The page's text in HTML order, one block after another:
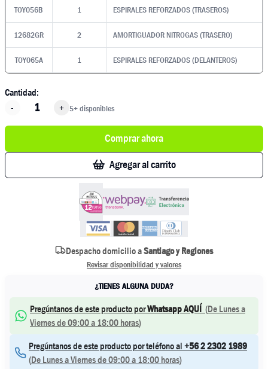
TOY056B 1 ESPIRALES REFORZADOS (TRASEROS)
12682GR 2 AMORTIGUADOR NITROGAS (TRASERO)
TOY065A 1 ESPIRALES REFORZADOS (DELANTEROS)
Cantidad:
-
+ 5+ disponibles
Comprar ahora
Agregar al carrito
Despacho domicilio aSantiago y Regiones
Revisar disponibilidad y valores
¿TIENES ALGUNA DUDA?
Pregúntanos de este producto porWhatsapp AQUÍ (De Lunes a
Viernes de 09:00 a 18:00 horas)
Pregúntanos de este producto por teléfono al+56 2 2302 1989
(De Lunes a Viernes de 09:00 a 18:00 horas)